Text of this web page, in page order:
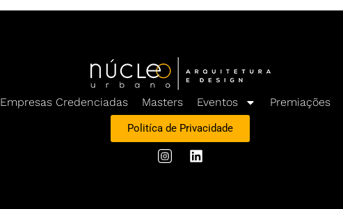
Empresas Credenciadas Masters Eventos Premiações
Politíca de Privacidade